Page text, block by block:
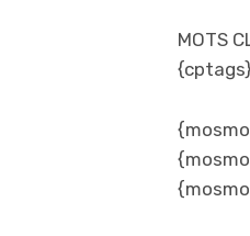
MOTS
{cptags}